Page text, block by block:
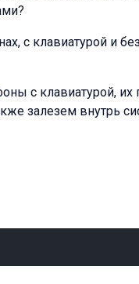
с клавиатурой и
с клавиатурой,
залезем внутрь